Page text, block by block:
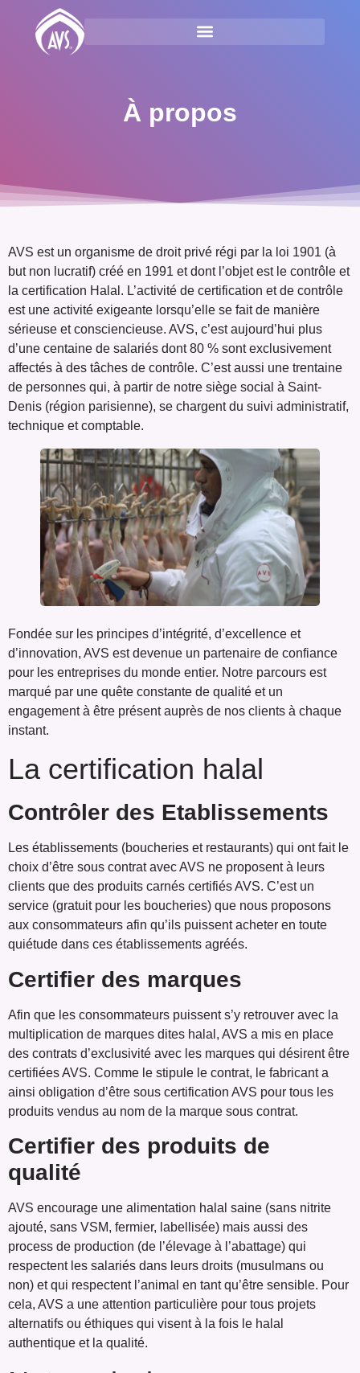
À propos
AVS est un organisme de droit privé régi par la loi 1901 (à
but non lucratif) créé en 1991 et dont l’objet est le contrôle et
la certification Halal. L’activité de certification et de contrôle
est une activité exigeante lorsqu’elle se fait de manière
sérieuse et consciencieuse. AVS, c’est aujourd’hui plus
d’une centaine de salariés dont 80 % sont exclusivement
affectés à des tâches de contrôle. C’est aussi une trentaine
de personnes qui, à partir de notre siège social à Saint-
Denis (région parisienne), se chargent du suivi administratif,
technique et comptable.
Fondée sur les principes d’intégrité, d’excellence et
d’innovation, AVS est devenue un partenaire de confiance
pour les entreprises du monde entier. Notre parcours est
marqué par une quête constante de qualité et un
engagement à être présent auprès de nos clients à chaque
instant.
La certification halal
Contrôler des Etablissements
Les établissements (boucheries et restaurants) qui ont fait le
choix d’être sous contrat avec AVS ne proposent à leurs
clients que des produits carnés certifiés AVS. C’est un
service (gratuit pour les boucheries) que nous proposons
aux consommateurs afin qu’ils puissent acheter en toute
quiétude dans ces établissements agréés.
Certifier des marques
Afin que les consommateurs puissent s’y retrouver avec la
multiplication de marques dites halal, AVS a mis en place
des contrats d’exclusivité avec les marques qui désirent être
certifiées AVS. Comme le stipule le contrat, le fabricant a
ainsi obligation d’être sous certification AVS pour tous les
produits vendus au nom de la marque sous contrat.
Certifier des produits de
qualité
AVS encourage une alimentation halal saine (sans nitrite
ajouté, sans VSM, fermier, labellisée) mais aussi des
process de production (de l’élevage à l’abattage) qui
respectent les salariés dans leurs droits (musulmans ou
non) et qui respectent l’animal en tant qu’être sensible. Pour
cela, AVS a une attention particulière pour tous projets
alternatifs ou éthiques qui visent à la fois le halal
authentique et la qualité.